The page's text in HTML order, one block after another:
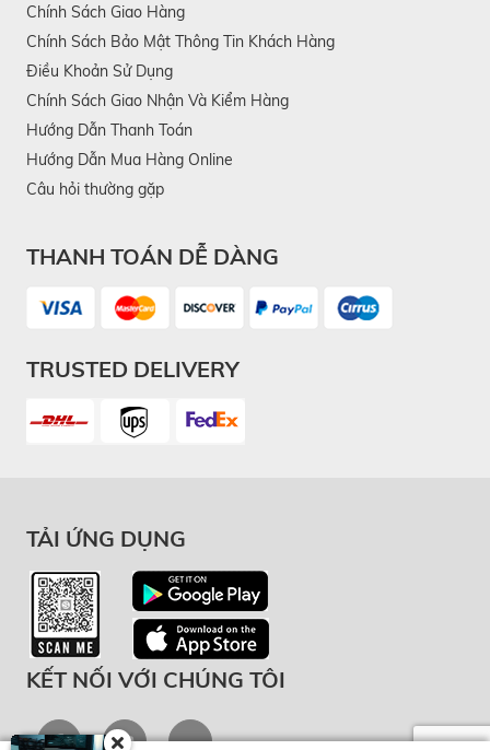
Chính Sách Giao Hàng
Chính Sách Bảo Mật Thông Tin Khách Hàng
Điều Khoản Sử Dụng
Chính Sách Giao Nhận Và Kiểm Hàng
Hướng Dẫn Thanh Toán
Hướng Dẫn Mua Hàng Online
Câu hỏi thường gặp
THANH TOÁN DỄ DÀNG
TRUSTED DELIVERY
TẢI ỨNG DỤNG
KẾT NỐI VỚI CHÚNG TÔI